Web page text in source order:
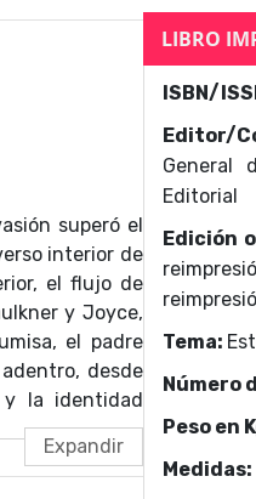
superó el
interior de
el flujo de
y Joyce,
el padre
desde
la identidad
roles
invitación del
LIBRO
ISBN/
General
Editorial
Edición
Tema:
Número
Peso en
Medidas: